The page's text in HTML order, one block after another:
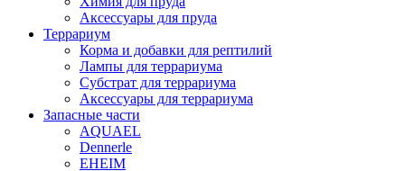
Аксессуары для пруда
Террариум
Корма и добавки для рептилий
Лампы для террариума
Субстрат для террариума
Аксессуары для террариума
Запасные части
AQUAEL
Dennerle
EHEIM